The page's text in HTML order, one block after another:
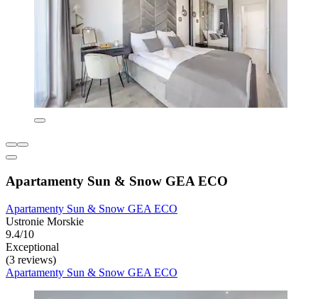
Apartamenty Sun & Snow GEA ECO
Apartamenty Sun & Snow GEA ECO
Ustronie Morskie
9.4/10
Exceptional
(3 reviews)
Apartamenty Sun & Snow GEA ECO